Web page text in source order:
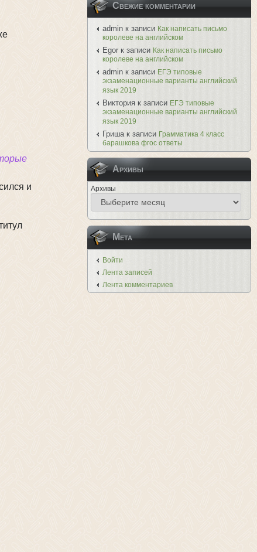
и
Свежие комментарии
admin к записи Как написать письмо
королеве на английском
Egor к записи Как написать письмо
королеве на английском
admin к записи ЕГЭ типовые
экзаменационные варианты английский
язык 2019
Виктория к записи ЕГЭ типовые
экзаменационные варианты английский
язык 2019
Гришак записи Грамматика 4 класс
барашкова фгос ответы
Архивы
Архивы
Мета
Войти
Лента записей
Лента комментариев